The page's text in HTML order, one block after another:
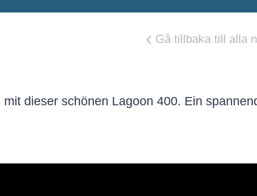
Gå tillbaka till alla
dieser schönen Lagoon 400. Ein